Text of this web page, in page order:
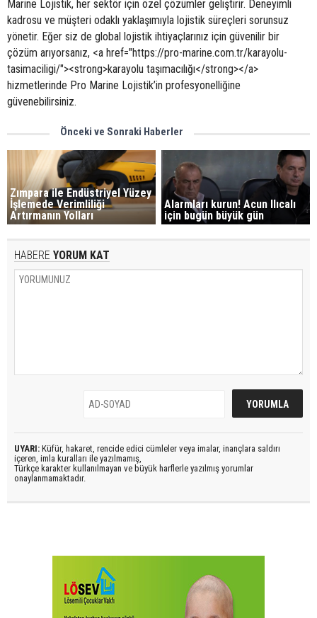
Marine Lojistik, her sektör için özel çözümler geliştirir. Deneyimli
kadrosu ve müşteri odaklı yaklaşımıyla lojistik süreçleri sorunsuz
yönetir. Eğer siz de global lojistik ihtiyaçlarınız için güvenilir bir
çözüm arıyorsanız, <a href="https://pro-marine.com.tr/karayolu-
tasimaciligi/"><strong>karayolu taşımacılığı</strong></a>
hizmetlerinde Pro Marine Lojistik’in profesyonelliğine
güvenebilirsiniz.
Önceki ve Sonraki Haberler
Zımpara ile Endüstriyel Yüzey
İşlemede Verimliliği
Artırmanın Yolları
Alarmları kurun! Acun Ilıcalı
için bugün büyük gün
HABERE YORUM KAT
UYARI: Küfür, hakaret, rencide edici cümleler veya imalar, inançlara saldırı
içeren, imla kuralları ile yazılmamış,
Türkçe karakter kullanılmayan ve büyük harflerle yazılmış yorumlar
onaylanmamaktadır.